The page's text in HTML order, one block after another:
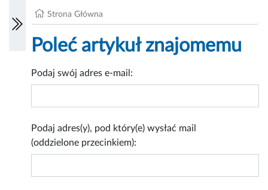
Strona Główna
Poleć artykuł znajomemu
Podaj swój adres e-mail:
Podaj adres(y), pod który(e) wysłać mail
(oddzielone przecinkiem):